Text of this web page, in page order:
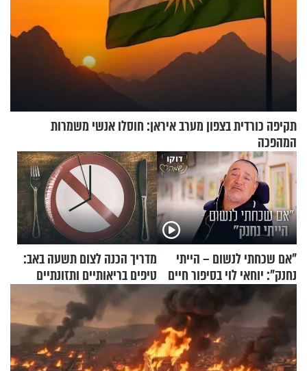
תקיפה כורדית בצפון מערב איראן: חוסלו אנשי משמרות
המהפכה
"אם שכחתי לנשום – הייתי
נחנק": יוחאי לוי בסיפור חיים
מעורר השראה
מדריך הכנה לצום תשעה באב:
טיפים בריאותיים ותזונתיים
לשמירה על הגוף